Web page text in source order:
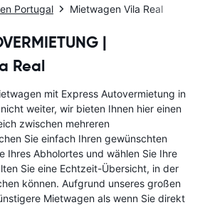
Portugal Mietwagen Vila Real
|
Real
mit Express Autovermietung in
weiter, wir bieten Ihnen hier einen
zwischen mehreren
Sie einfach Ihren gewünschten
Ihres Abholortes und wählen Sie Ihre
Sie eine Echtzeit-Übersicht, in der
können. Aufgrund unseres großen
Mietwagen als wenn Sie direkt